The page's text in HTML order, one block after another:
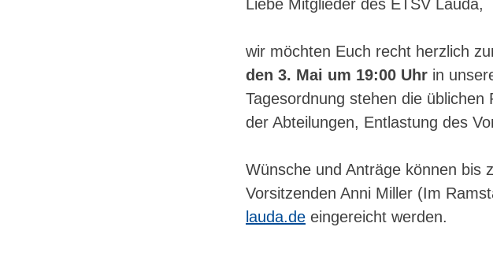
Liebe Mitglieder des ETSV Lauda,
wir möchten Euch recht herzlich
den 3. Mai um 19:00 Uhr in
Tagesordnung stehen die üblichen
der Abteilungen, Entlastung des
Wünsche und Anträge können bis
Vorsitzenden Anni Miller (Im
lauda.de eingereicht werden.